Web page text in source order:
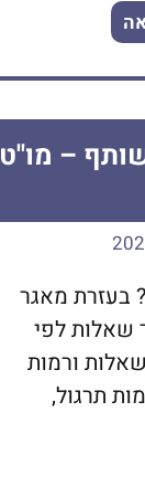
– מו"ט
בעזרת מאגר
שאלות לפי
ורמות
תרגול,